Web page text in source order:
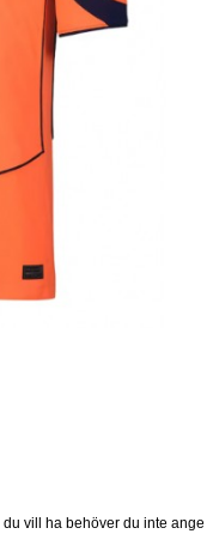
vill ha behöver du inte ange